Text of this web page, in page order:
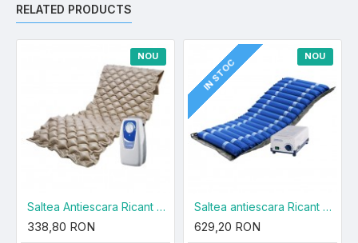
RELATED PRODUCTS
NOU
Saltea Antiescara Ricant SY200
338,80 RON
NOU
IN STOC
Saltea antiescara Ricant SY400
629,20 RON